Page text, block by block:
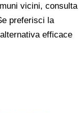
vicini, consulta
preferisci la
efficace